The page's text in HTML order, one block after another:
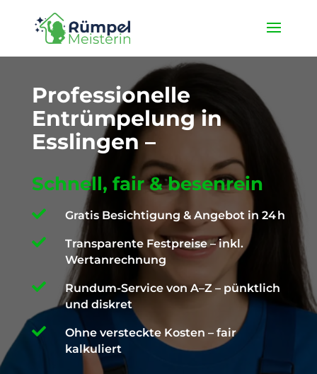
★ 4,9 / 5 ProvenExpert ✓ Deutschlandweit unterwegs ✉️
info@die-ruempelmeisterin.com
Professionelle
Entrümpelung in
Esslingen –
Schnell, fair & besenrein
 Gratis Besichtigung & Angebot in 24 h

Transparente Festpreise – inkl.
Wertanrechnung

Rundum-Service von A–Z – pünktlich
und diskret

Ohne versteckte Kosten – fair
kalkuliert